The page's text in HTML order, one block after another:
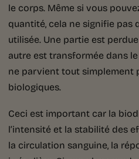
le corps. Même si vous
quantité, cela ne signifie pas
utilisée. Une partie est
autre est transformée dans
ne parvient tout simplement
biologiques.
Ceci est important car la
l’intensité et la stabilité des
la circulation sanguine, la